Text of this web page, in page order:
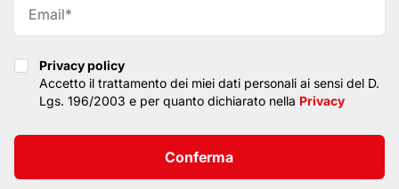
Privacy policy
Privacy policy
Accetto il trattamento dei miei dati personali ai sensi del D.
Lgs. 196/2003 e per quanto dichiarato nella Privacy
Conferma